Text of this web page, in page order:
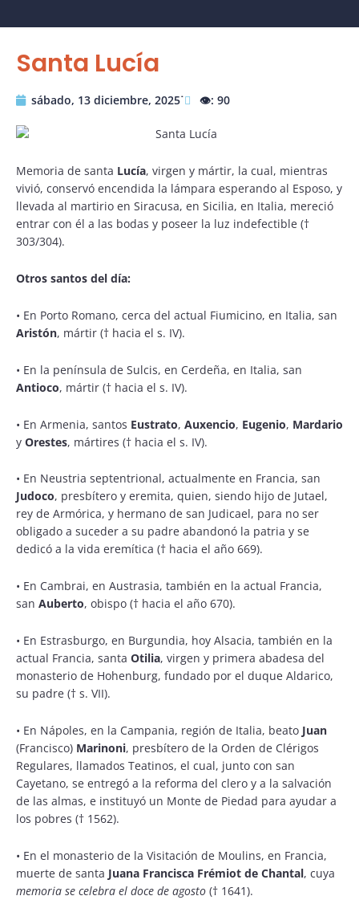
Santa Lucía
sábado, 13 diciembre, 2025˙ 👁️: 90
Memoria de santa Lucía, virgen y mártir, la cual, mientras
vivió, conservó encendida la lámpara esperando al Esposo, y
llevada al martirio en Siracusa, en Sicilia, en Italia, mereció
entrar con él a las bodas y poseer la luz indefectible (†
303/304).
Otros santos del día:
• En Porto Romano, cerca del actual Fiumicino, en Italia, san
Aristón, mártir († hacia el s. IV).
• En la península de Sulcis, en Cerdeña, en Italia, san
Antioco, mártir († hacia el s. IV).
• En Armenia, santos Eustrato, Auxencio, Eugenio, Mardario
y Orestes, mártires († hacia el s. IV).
• En Neustria septentrional, actualmente en Francia, san
Judoco, presbítero y eremita, quien, siendo hijo de Jutael,
rey de Armórica, y hermano de san Judicael, para no ser
obligado a suceder a su padre abandonó la patria y se
dedicó a la vida eremítica († hacia el año 669).
• En Cambrai, en Austrasia, también en la actual Francia,
san Auberto, obispo († hacia el año 670).
• En Estrasburgo, en Burgundia, hoy Alsacia, también en la
actual Francia, santa Otilia, virgen y primera abadesa del
monasterio de Hohenburg, fundado por el duque Aldarico,
su padre († s. VII).
• En Nápoles, en la Campania, región de Italia, beato Juan
(Francisco) Marinoni, presbítero de la Orden de Clérigos
Regulares, llamados Teatinos, el cual, junto con san
Cayetano, se entregó a la reforma del clero y a la salvación
de las almas, e instituyó un Monte de Piedad para ayudar a
los pobres († 1562).
• En el monasterio de la Visitación de Moulins, en Francia,
muerte de santa Juana Francisca Frémiot de Chantal, cuya
memoria se celebra el doce de agosto († 1641).